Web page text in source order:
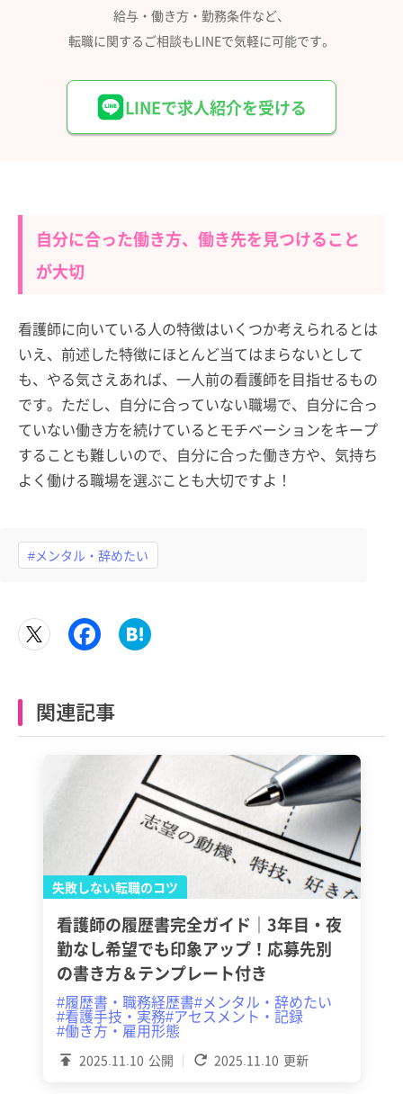
給与・働き方・勤務条件など、
転職に関するご相談もLINEで気軽に可能です。
LINEで求人紹介を受ける
自分に合った働き方、働き先を見つけること
が大切
看護師に向いている人の特徴はいくつか考えられるとは
いえ、前述した特徴にほとんど当てはまらないとして
も、やる気さえあれば、一人前の看護師を目指せるもの
です。ただし、自分に合っていない職場で、自分に合っ
ていない働き方を続けているとモチベーションをキープ
することも難しいので、自分に合った働き方や、気持ち
よく働ける職場を選ぶことも大切ですよ！
#メンタル・辞めたい
関連記事
失敗しない転職のコツ
2025.11.10 公開 2025.11.10 更新
看護師の履歴書完全ガイド｜3年目・夜
勤なし希望でも印象アップ！応募先別
の書き方＆テンプレート付き
#履歴書・職務経歴書#メンタル・辞めたい
#看護手技・実務#アセスメント・記録
#働き方・雇用形態